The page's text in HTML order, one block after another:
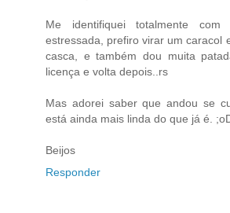
Me identifiquei totalmente com
estressada, prefiro virar um caracol
casca, e também dou muita
licença e volta depois..rs
Mas adorei saber que andou se
está ainda mais linda do que já é.
Beijos
Responder